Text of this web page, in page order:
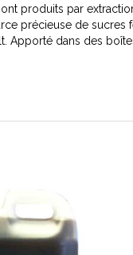
produits par
précieuse de sucres
Apporté dans des